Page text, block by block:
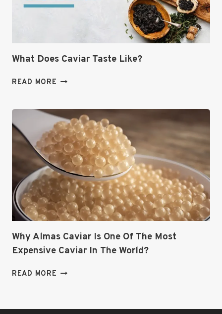
CAVIAR
What Does Caviar Taste Like?
READ MORE WHAT
TASTE
LIKE?
Why Almas Caviar Is One Of The Most
Expensive Caviar In The World?
READ MORE WHY